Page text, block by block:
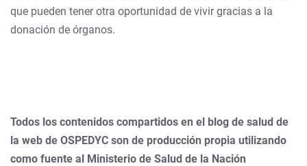
que pueden tener otra oportunidad de vivir gracias a la
donación de órganos.
Todos los contenidos compartidos en el blog de salud de
la web de OSPEDYC son de producción propia utilizando
como fuente al Ministerio de Salud de la Nación